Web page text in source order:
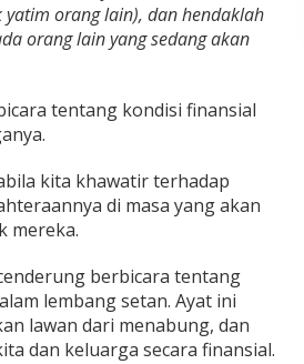
orang lain), dan hendaklah
orang lain yang sedang akan
tentang kondisi finansial
kita khawatir terhadap
di masa yang akan
mereka.
berbicara tentang
lembang setan. Ayat ini
lawan dari menabung, dan
dan keluarga secara finansial.